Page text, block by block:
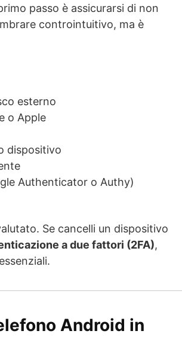
passo è assicurarsi di non
controintuitivo, ma è
esterno
o Apple
dispositivo
Authenticator o Authy)
Se cancelli un dispositivo
a due fattori (2FA),
Android in